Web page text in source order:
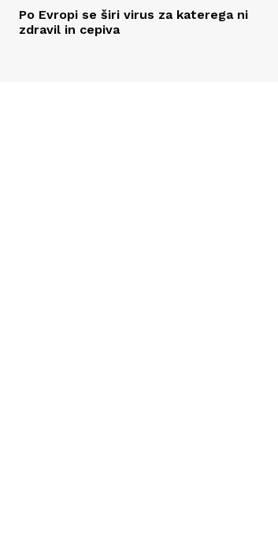
Po Evropi se širi virus za katerega ni
zdravil in cepiva